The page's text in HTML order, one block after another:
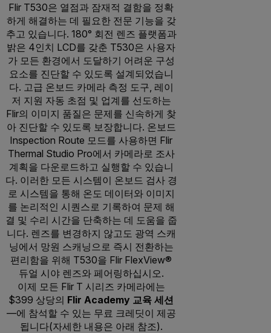
Flir T530은 열점과 잠재적 결함을 정확
하게 해결하는 데 필요한 전문 기능을 갖
추고 있습니다. 180° 회전 렌즈 플랫폼과
밝은 4인치 LCD를 갖춘 T530은 사용자
가 모든 환경에서 도달하기 어려운 구성
요소를 진단할 수 있도록 설계되었습니
다. 고급 온보드 카메라 측정 도구, 레이
저 지원 자동 초점 및 업계를 선도하는
Flir의 이미지 품질은 문제를 신속하게 찾
아 진단할 수 있도록 보장합니다. 온보드
Inspection Route 모드를 사용하면 Flir
Thermal Studio Pro에서 카메라로 조사
계획을 다운로드하고 실행할 수 있습니
다. 이러한 모든 시스템이 온보드 검사 경
로 시스템을 통해 온도 데이터와 이미지
를 논리적인 시퀀스로 기록하여 문제 해
결 및 수리 시간을 단축하는 데 도움을 줍
니다. 렌즈를 변경하지 않고도 광역 스캐
닝에서 망원 스캐닝으로 즉시 전환하는
편리함을 위해 T530을 Flir FlexView®
듀얼 시야 렌즈와 페어링하십시오.
이제 모든 Flir T 시리즈 카메라에는
$399 상당의 Flir Academy 교육 세션
—에 참석할 수 있는 무료 크레딧이 제공
됩니다(자세한 내용은 아래 참조).